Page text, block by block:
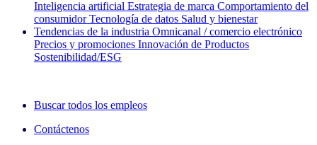
Inteligencia artificial Estrategia de marca Comportamiento del
consumidor Tecnología de datos Salud y bienestar
Tendencias de la industria Omnicanal / comercio electrónico
Precios y promociones Innovación de Productos
Sostenibilidad/ESG
Buscar todos los empleos
Contáctenos